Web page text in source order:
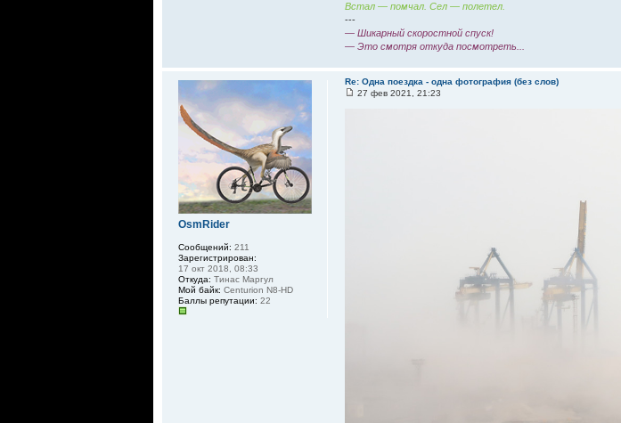
Встал — помчал. Сел — полетел.
---
— Шикарный скоростной спуск!
— Это смотря откуда посмотреть...
Re: Одна поездка - одна фотография (без слов)
27 фев 2021, 21:23
OsmRider
Сообщений: 211
Зарегистрирован:
17 окт 2018, 08:33
Откуда: Тинас Маргул
Мой байк: Centurion N8-HD
Баллы репутации: 22